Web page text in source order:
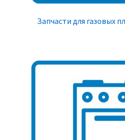
Запчасти для газовых